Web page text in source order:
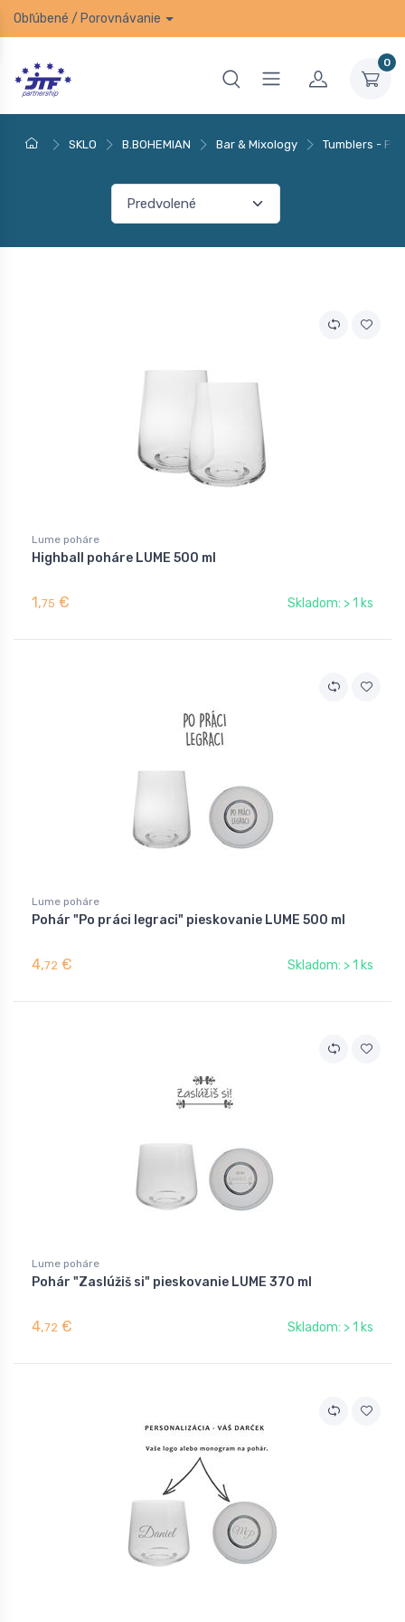
Obľúbené / Porovnávanie
0
SKLO B.BOHEMIAN Bar & Mixology Tumblers -
Lume poháre
Highball poháre LUME 500 ml
1,75 € Skladom: > 1 ks
Lume poháre
Pohár "Po práci legraci" pieskovanie LUME 500 ml
4,72 € Skladom: > 1 ks
Lume poháre
Pohár "Zaslúžiš si" pieskovanie LUME 370 ml
4,72 € Skladom: > 1 ks